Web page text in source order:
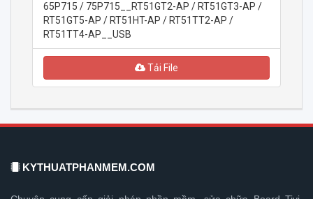
65P715 / 75P715__RT51GT2-AP / RT51GT3-AP /
RT51GT5-AP / RT51HT-AP / RT51TT2-AP /
RT51TT4-AP__USB
Tải File
KYTHUATPHANMEM.COM